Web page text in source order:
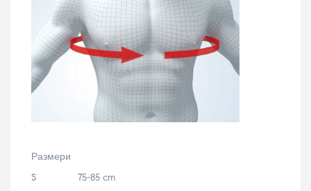
Размери
S 75-85 cm